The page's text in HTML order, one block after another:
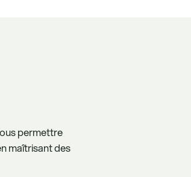
permettre
maîtrisant des